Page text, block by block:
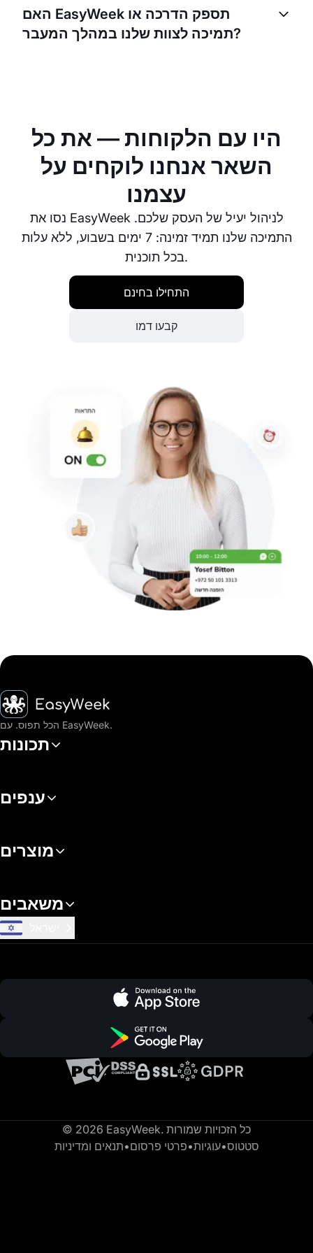
אנא פנו לצוות התמיכה שלנו לקבלת עזרה.
האם EasyWeek תספק הדרכה או
תמיכה לצוות שלנו במהלך המעבר?
היו עם הלקוחות — את כל
השאר אנחנו לוקחים על
עצמנו
נסו את EasyWeek לניהול יעיל של העסק שלכם.
התמיכה שלנו תמיד זמינה: 7 ימים בשבוע, ללא עלות
בכל תוכנית.
התחילו בחינם
קבעו דמו
דף הבית
הכל תפוס. עם EasyWeek.
תכונות
ענפים
מוצרים
משאבים
© 2026 EasyWeek. כל הזכויות שמורות
תנאים ומדיניות•פרטי פרסום•עוגיות•סטטוס